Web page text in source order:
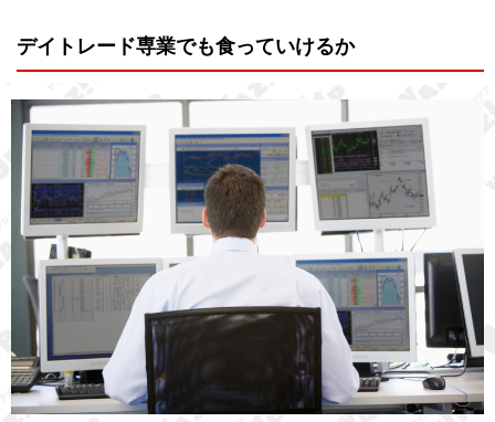
デイトレード専業でも食っていけるか